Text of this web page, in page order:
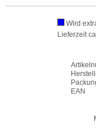
Wird
Lieferzeit
EAN